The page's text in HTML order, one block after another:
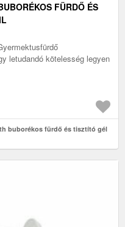
FÜRDŐ ÉS
letudandó kötelesség legyen
buborékos fürdő és tisztító gél